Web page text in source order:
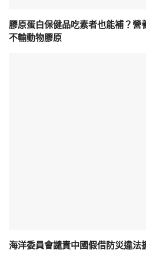
膠原蛋白保健品吃素者也能補？營
不輸動物膠原
海洋委員會譴責中國假借防災違法